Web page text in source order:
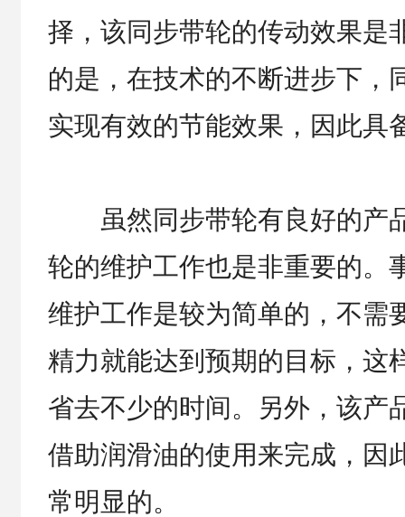
择，该同步带轮的传动效果是
的是，在技术的不断进步下，
实现有效的节能效果，因此具
虽然同步带轮有良好的产
轮的维护工作也是非重要的。
维护工作是较为简单的，不需
精力就能达到预期的目标，这
省去不少的时间。另外，该产
借助润滑油的使用来完成，因
常明显的。